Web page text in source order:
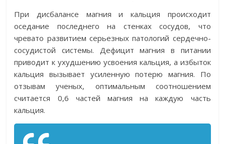
При дисбалансе магния и кальция происходит
оседание последнего на стенках сосудов, что
чревато развитием серьезных патологий сердечно-
сосудистой системы. Дефицит магния в питании
приводит к ухудшению усвоения кальция, а избыток
кальция вызывает усиленную потерю магния. По
отзывам ученых, оптимальным соотношением
считается 0,6 частей магния на каждую часть
кальция.